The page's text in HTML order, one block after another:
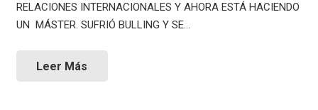
RELACIONES INTERNACIONALES Y AHORA ESTÁ HACIENDO
UN MÁSTER. SUFRIÓ BULLING Y SE…
Leer Más